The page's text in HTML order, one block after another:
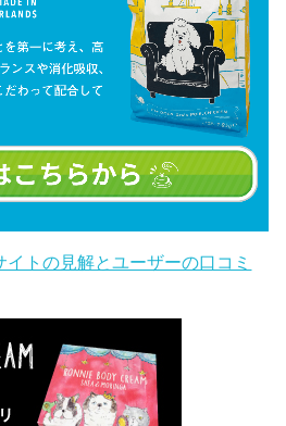
イトの見解とユーザーの口コミ